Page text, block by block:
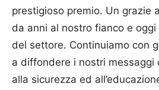
prestigioso premio. Un grazie
da anni al nostro fianco e
del settore. Continuiamo con
a diffondere i nostri messaggi
alla sicurezza ed